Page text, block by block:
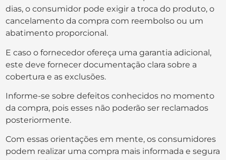
dias, o consumidor pode exigir a troca do produto, o
cancelamento da compra com reembolso ou um
abatimento proporcional.
E caso o fornecedor ofereça uma garantia adicional,
este deve fornecer documentação clara sobre a
cobertura e as exclusões.
Informe-se sobre defeitos conhecidos no momento
da compra, pois esses não poderão ser reclamados
posteriormente.
Com essas orientações em mente, os consumidores
podem realizar uma compra mais informada e segura